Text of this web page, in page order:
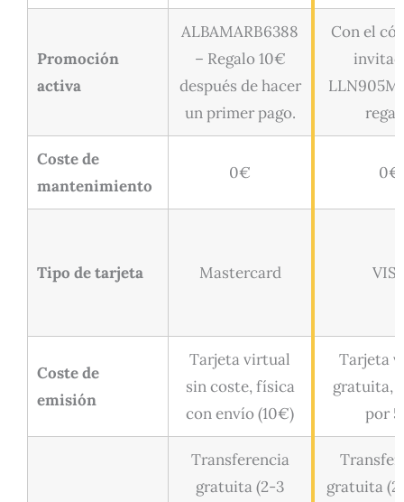
Promoción
activa
ALBAMARB6388
– Regalo 10€
después de hacer
un primer pago.
Con el
Coste de
mantenimiento
0€ 0€
Tipo de tarjeta Mastercard
Coste de
emisión
Tarjeta virtual
sin coste, física
con envío (10€)
Tarjeta
gratuita,
por
Transferencia
gratuita (2-3
gratuita